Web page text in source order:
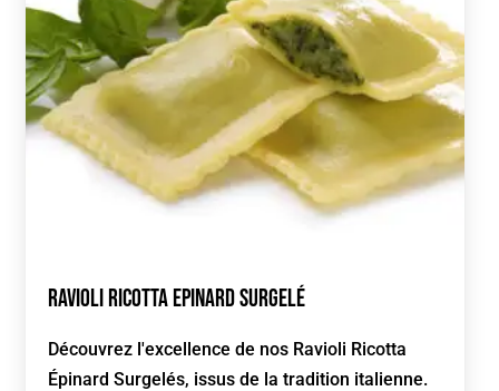
Ravioli Ricotta Epinard Surgelé
Découvrez l'excellence de nos Ravioli Ricotta
Épinard Surgelés, issus de la tradition italienne.